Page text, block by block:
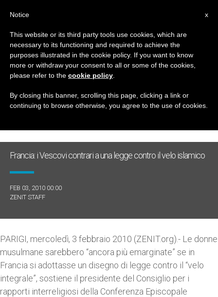
GIORNO
Febbraio 3rd, 2010
ULTIME NOTIZIE
Francia: i Vescovi contrari a una legge contro il velo islamico
FEB 03, 2010 00:00
ZENIT STAFF
PARIGI, mercoledì, 3 febbraio 2010 (ZENIT.org).- Le donne
musulmane sarebbero “ancora più emarginate” se in
Francia si adottasse un disegno di legge contro il “velo
integrale”, sostiene il presidente del Consiglio per i
rapporti interreligiosi della Conferenza Episcopale
x
Notice
This website or its third party tools use cookies, which are
necessary to its functioning and required to achieve the
purposes illustrated in the cookie policy. If you want to know
more or withdraw your consent to all or some of the cookies,
please refer to the cookie policy
By closing this banner, scrolling this page, clicking a link or
continuing to browse otherwise, you agree to the use of cookies.